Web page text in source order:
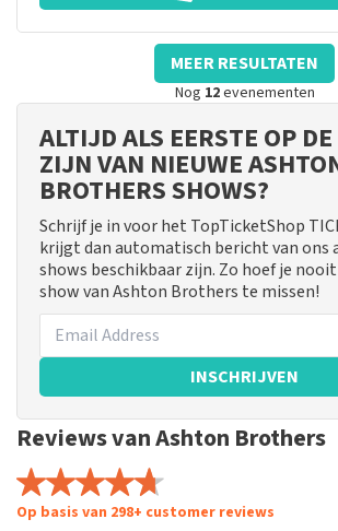
MEER RESULTATEN
Nog 12evenementen
ALTIJD ALS EERSTE OP
ZIJN VAN NIEUWE
BROTHERS SHOWS?
Schrijf je in voor het TopTicketShop
krijgt dan automatisch bericht van ons
shows beschikbaar zijn. Zo hoef je
show van Ashton Brothers te missen!
INSCHRIJVEN
Reviews van Ashton Brothers
Op basis van 298+ customer reviews